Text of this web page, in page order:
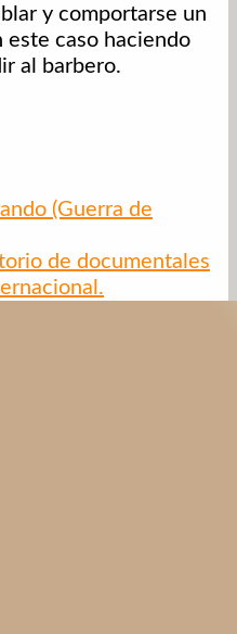
y comportarse un
este caso haciendo
al barbero.
(Guerra de
de documentales